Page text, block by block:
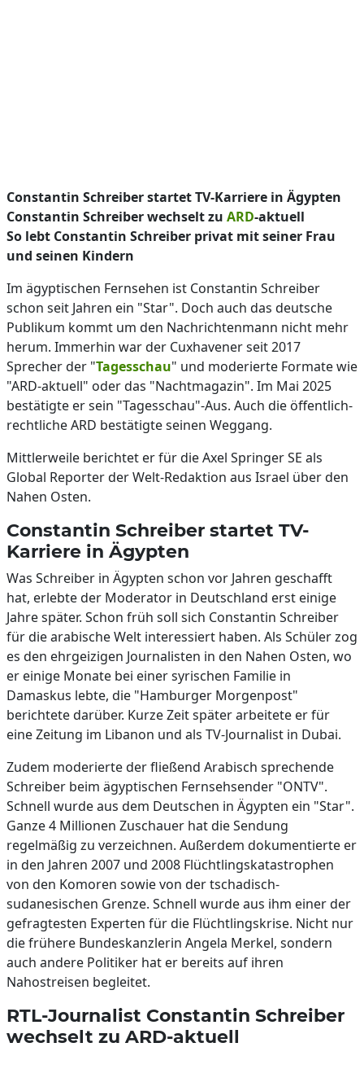
Constantin Schreiber startet TV-Karriere in Ägypten
Constantin Schreiber wechselt zu ARD-aktuell
So lebt Constantin Schreiber privat mit seiner Frau
und seinen Kindern
Im ägyptischen Fernsehen ist Constantin Schreiber
schon seit Jahren ein "Star". Doch auch das deutsche
Publikum kommt um den Nachrichtenmann nicht mehr
herum. Immerhin war der Cuxhavener seit 2017
Sprecher der "Tagesschau" und moderierte Formate wie
"ARD-aktuell" oder das "Nachtmagazin". Im Mai 2025
bestätigte er sein "Tagesschau"-Aus. Auch die öffentlich-
rechtliche ARD bestätigte seinen Weggang.
Mittlerweile berichtet er für die Axel Springer SE als
Global Reporter der Welt-Redaktion aus Israel über den
Nahen Osten.
Constantin Schreiber startet TV-
Karriere in Ägypten
Was Schreiber in Ägypten schon vor Jahren geschafft
hat, erlebte der Moderator in Deutschland erst einige
Jahre später. Schon früh soll sich Constantin Schreiber
für die arabische Welt interessiert haben. Als Schüler zog
es den ehrgeizigen Journalisten in den Nahen Osten, wo
er einige Monate bei einer syrischen Familie in
Damaskus lebte, die "Hamburger Morgenpost"
berichtete darüber. Kurze Zeit später arbeitete er für
eine Zeitung im Libanon und als TV-Journalist in Dubai.
Zudem moderierte der fließend Arabisch sprechende
Schreiber beim ägyptischen Fernsehsender "ONTV".
Schnell wurde aus dem Deutschen in Ägypten ein "Star".
Ganze 4 Millionen Zuschauer hat die Sendung
regelmäßig zu verzeichnen. Außerdem dokumentierte er
in den Jahren 2007 und 2008 Flüchtlingskatastrophen
von den Komoren sowie von der tschadisch-
sudanesischen Grenze. Schnell wurde aus ihm einer der
gefragtesten Experten für die Flüchtlingskrise. Nicht nur
die frühere Bundeskanzlerin Angela Merkel, sondern
auch andere Politiker hat er bereits auf ihren
Nahostreisen begleitet.
RTL-Journalist Constantin Schreiber
wechselt zu ARD-aktuell